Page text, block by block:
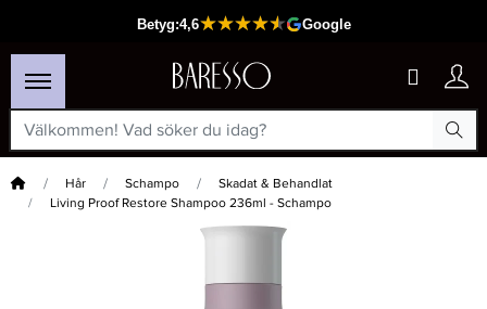
Hem Hår Schampo
Skadat & Behandlat
Living Proof Restore Shampoo 236ml - Schampo
Passar din varukorg